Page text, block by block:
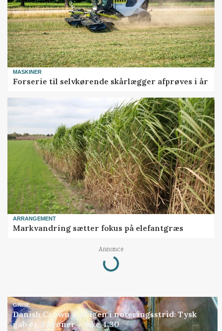
MASKINER
Forserie til selvkørende skårlægger afprøves i år
ARRANGEMENT
Markvandring sætter fokus på elefantgræs
Annonce
Loading...
GRISE
Danish Crown slår igen i noteringsstrid: Tysk
gab er 3 kroner – ikke 4,30